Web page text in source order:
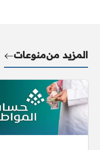
المزيد منمنوعات